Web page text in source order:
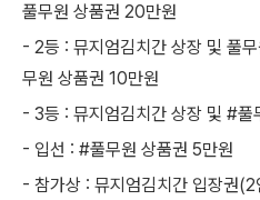
풀무원 상품권 20만원
- 2등 : 뮤지엄김치간 상장 및 풀
무원 상품권 10만원
- 3등 : 뮤지엄김치간 상장 및 #풀
- 입선 : #풀무원 상품권 5만원
- 참가상 : 뮤지엄김치간 입장권